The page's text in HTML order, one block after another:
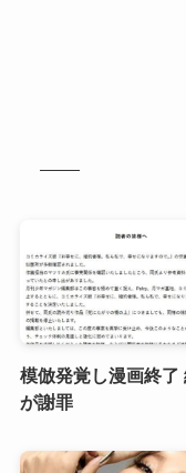
模倣発覚し漫画終了
が謝罪